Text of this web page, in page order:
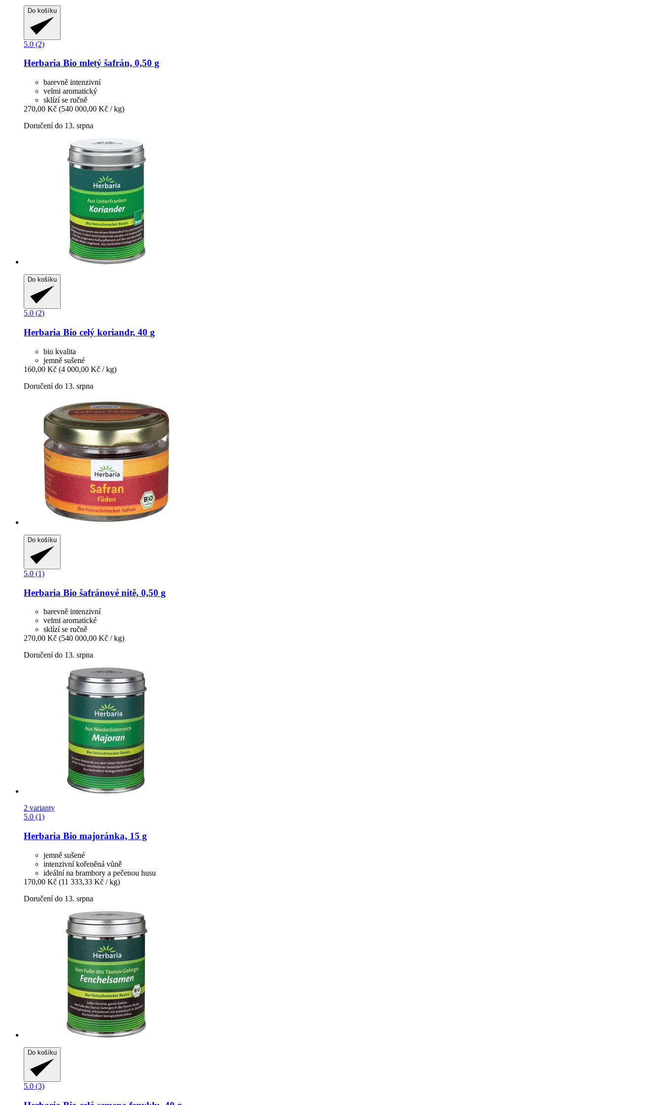
Do košíku
5.0 (2)
Herbaria Bio mletý šafrán, 0,50 g
barevně intenzivní
velmi aromatický
sklízí se ručně
270,00 Kč (540 000,00 Kč / kg)
Doručení do 13. srpna
Do košíku
5.0 (2)
Herbaria Bio celý koriandr, 40 g
bio kvalita
jemně sušené
160,00 Kč (4 000,00 Kč / kg)
Doručení do 13. srpna
Do košíku
5.0 (1)
Herbaria Bio šafránové nitě, 0,50 g
barevně intenzivní
velmi aromatické
sklízí se ručně
270,00 Kč (540 000,00 Kč / kg)
Doručení do 13. srpna
2 varianty
5.0 (1)
Herbaria Bio majoránka, 15 g
jemně sušené
intenzivní kořeněná vůně
ideální na brambory a pečenou husu
170,00 Kč (11 333,33 Kč / kg)
Doručení do 13. srpna
Do košíku
5.0 (3)